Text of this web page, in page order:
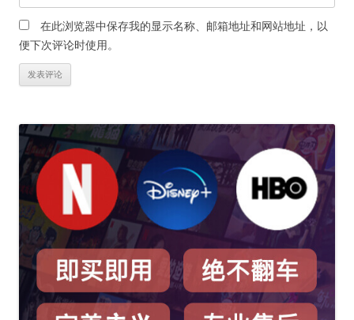
在此浏览器中保存我的显示名称、邮箱地址和网站地址，以
便下次评论时使用。